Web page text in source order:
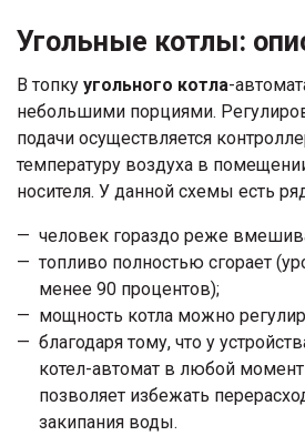
Угольные котлы:
В топку угольного котла-
небольшими порциями.
подачи осуществляется
температуру воздуха в
носителя. У данной схемы есть
человек гораздо реже
топливо полностью сгорает
менее 90 процентов);
мощность котла можно
благодаря тому, что у
котел-автомат в любой
позволяет избежать
закипания воды.